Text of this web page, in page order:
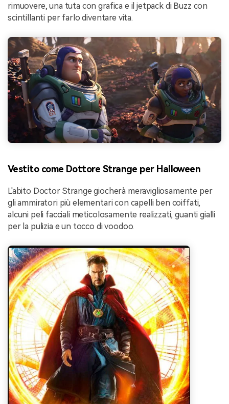
rimuovere, una tuta con grafica e il jetpack di Buzz con
scintillanti per farlo diventare vita.
Vestito come Dottore Strange per Halloween
L'abito Doctor Strange giocherà meravigliosamente per
gli ammiratori più elementari con capelli ben coiffati,
alcuni peli facciali meticolosamente realizzati, guanti gialli
per la pulizia e un tocco di voodoo.